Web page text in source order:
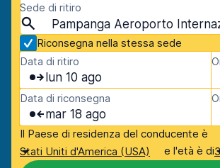
Sede di ritiro
Riconsegna nella stessa sede
Data di ritiro
lun 10 ago
Data di riconsegna
mar 18 ago
Il Paese di residenza del conducente è
Stati Uniti d'America (USA)
e l'età è di